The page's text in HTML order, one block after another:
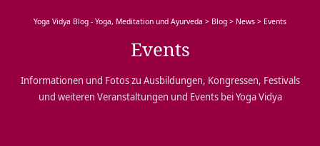
Yoga Vidya Blog - Yoga, Meditation und Ayurveda > Blog > News > Events
Events
Informationen und Fotos zu Ausbildungen, Kongressen, Festivals
und weiteren Veranstaltungen und Events bei Yoga Vidya